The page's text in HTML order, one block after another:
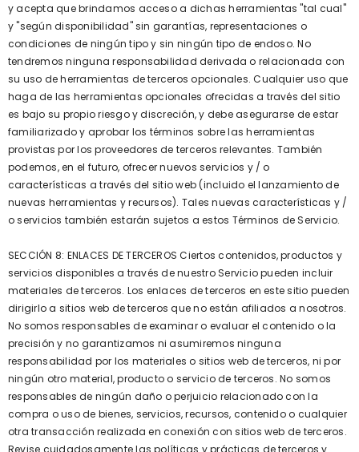
y acepta que brindamos acceso a dichas herramientas "tal cual"
y "según disponibilidad" sin garantías, representaciones o
condiciones de ningún tipo y sin ningún tipo de endoso. No
tendremos ninguna responsabilidad derivada o relacionada con
su uso de herramientas de terceros opcionales. Cualquier uso que
haga de las herramientas opcionales ofrecidas a través del sitio
es bajo su propio riesgo y discreción, y debe asegurarse de estar
familiarizado y aprobar los términos sobre las herramientas
provistas por los proveedores de terceros relevantes. También
podemos, en el futuro, ofrecer nuevos servicios y / o
características a través del sitio web (incluido el lanzamiento de
nuevas herramientas y recursos). Tales nuevas características y /
o servicios también estarán sujetos a estos Términos de Servicio.
SECCIÓN 8: ENLACES DE TERCEROS Ciertos contenidos, productos y
servicios disponibles a través de nuestro Servicio pueden incluir
materiales de terceros. Los enlaces de terceros en este sitio pueden
dirigirlo a sitios web de terceros que no están afiliados a nosotros.
No somos responsables de examinar o evaluar el contenido o la
precisión y no garantizamos ni asumiremos ninguna
responsabilidad por los materiales o sitios web de terceros, ni por
ningún otro material, producto o servicio de terceros. No somos
responsables de ningún daño o perjuicio relacionado con la
compra o uso de bienes, servicios, recursos, contenido o cualquier
otra transacción realizada en conexión con sitios web de terceros.
Revise cuidadosamente las políticas y prácticas de terceros y